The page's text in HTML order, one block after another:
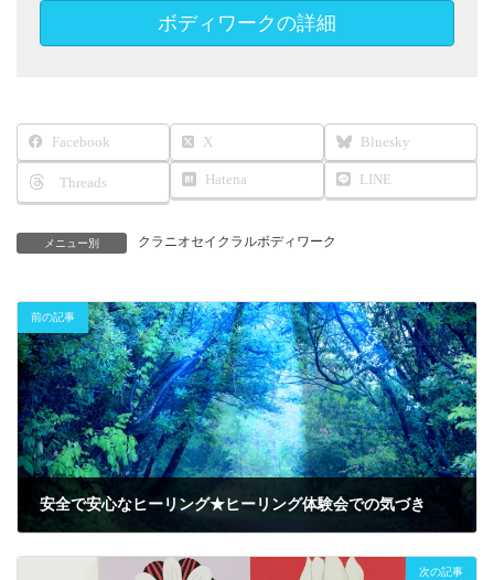
ボディワークの詳細
Facebook X Bluesky
Threads Hatena LINE
メニュー別 クラニオセイクラルボディワーク
前の記事
安全で安心なヒーリング★ヒーリング体験会での気づき
次の記事